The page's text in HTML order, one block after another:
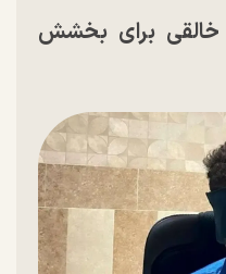
برای بخشش